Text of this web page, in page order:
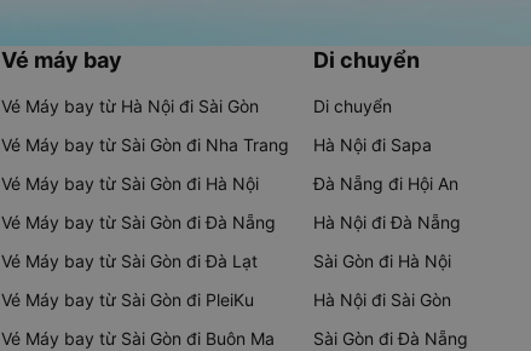
Vé máy bay
Vé Máy bay từ Hà Nội đi Sài Gòn
Vé Máy bay từ Sài Gòn đi Nha Trang
Vé Máy bay từ Sài Gòn đi Hà Nội
Vé Máy bay từ Sài Gòn đi Đà Nẵng
Vé Máy bay từ Sài Gòn đi Đà Lạt
Vé Máy bay từ Sài Gòn đi PleiKu
Vé Máy bay từ Sài Gòn đi Buôn Ma
Di chuyển
Di chuyển
Hà Nội đi Sapa
Đà Nẵng đi Hội An
Hà Nội đi Đà Nẵng
Sài Gòn đi Hà Nội
Hà Nội đi Sài Gòn
Sài Gòn đi Đà Nẵng